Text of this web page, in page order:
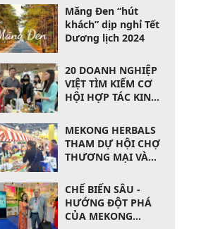
Măng Đen “hút
khách” dịp nghỉ Tết
Dương lịch 2024
20 DOANH NGHIỆP
VIỆT TÌM KIẾM CƠ
HỘI HỢP TÁC KINH
MEKONG HERBALS
THAM DỰ HỘI CHỢ
THƯƠNG MẠI VÀ
HÀ NAM LẦN THỨ
14 VỚI QUY MÔ
LỚN
CHẾ BIẾN SÂU -
HƯỚNG ĐỘT PHÁ
CỦA MEKONG